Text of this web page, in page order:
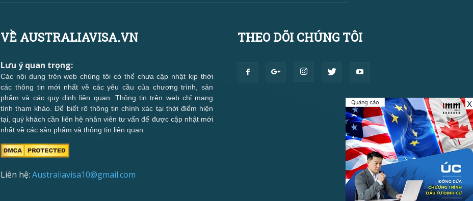
Quảng cáo X
VỀ AUSTRALIAVISA.VN
Lưu ý quan trọng:
Các nội dung trên web chúng tôi có thể chưa cập nhật kịp thời
các thông tin mới nhất về các yêu cầu của chương trình, sản
phẩm và các quy định liên quan. Thông tin trên web chỉ mang
tính tham khảo. Để biết rõ thông tin chính xác tại thời điểm hiện
tại, quý khách cần liên hệ nhân viên tư vấn để được cập nhật mới
nhất về các sản phẩm và thông tin liên quan.
Liên hệ: Australiavisa10@gmail.com
THEO DÕI CHÚNG TÔI